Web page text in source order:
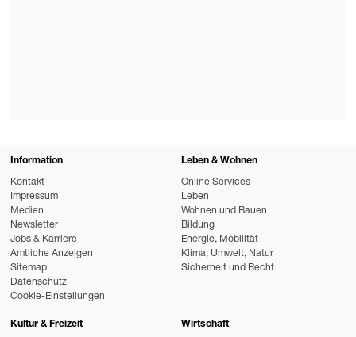
Information
Kontakt
Impressum
Medien
Newsletter
Jobs & Karriere
Amtliche Anzeigen
Sitemap
Datenschutz
Cookie-Einstellungen
Leben & Wohnen
Online Services
Leben
Wohnen und Bauen
Bildung
Energie, Mobilität
Klima, Umwelt, Natur
Sicherheit und Recht
Kultur & Freizeit Wirtschaft